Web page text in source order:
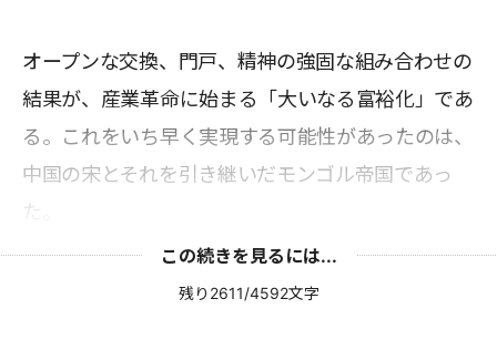
オープンな交換、門戸、精神の強固な組み合わせの
結果が、産業革命に始まる「大いなる富裕化」であ
る。これをいち早く実現する可能性があったのは、
中国の宋とそれを引き継いだモンゴル帝国であっ
た。
この続きを見るには...
残り2611/4592文字